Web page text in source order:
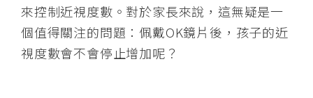
來控制近視度數。對於家長來說，這無疑是一
個值得關注的問題：佩戴OK鏡片後，孩子的近
視度數會不會停止增加呢？